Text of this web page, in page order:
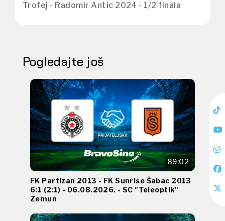
Trofej - Radomir Antic 2024 - 1/2 finala
Pogledajte još
89:02
FK Partizan 2013 - FK Sunrise Šabac 2013
6:1 (2:1) - 06.08.2026. - SC "Teleoptik"
Zemun